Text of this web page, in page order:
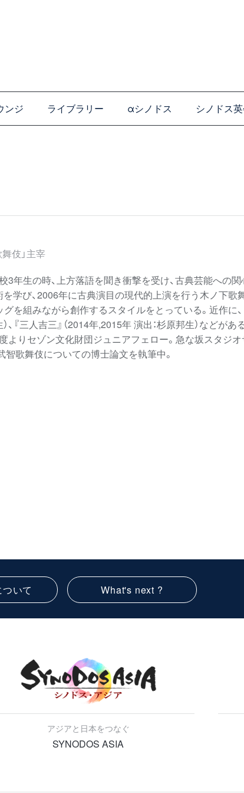
ンジ ライブラリー αシノドス シノドス
舞伎」主宰
3年生の時、上方落語を聞き衝撃を受け、古典芸能への関
学び、2006年に古典演目の現代的上演を行う木ノ下歌
を組みながら創作するスタイルをとっている。近作に
）、『三人吉三』（2014年,2015年 演出：杉原邦生）など
よりセゾン文化財団ジュニアフェロー。急な坂スタジ
歌舞伎についての博士論文を執筆中。
いて What's next ?
アジアと日本をつなぐ
SYNODOS ASIA